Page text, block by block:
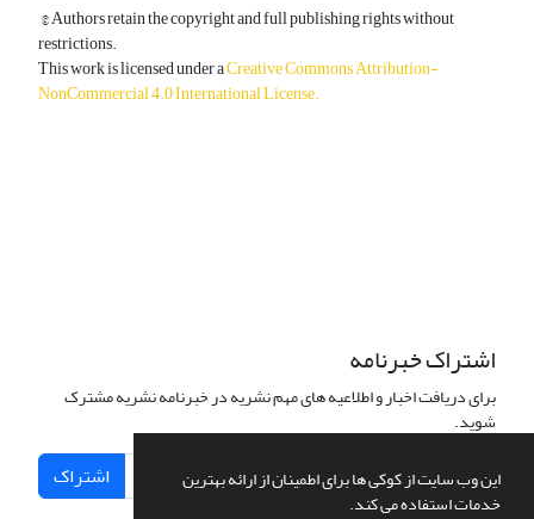
این وب سایت از کوکی ها برای اطمینان از ارائه بهترین
خدمات استفاده می کند.
© Authors retain the copyright and full publishing rights without
restrictions.
This work is licensed under aCreative Commons Attribution-
NonCommercial 4.0 International License.
اشتراک خبرنامه
برای دریافت اخبار و اطلاعیه های مهم نشریه در خبرنامه نشریه مشترک
شوید.
اشتراک